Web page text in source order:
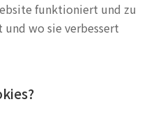
funktioniert und zu
wo sie verbessert